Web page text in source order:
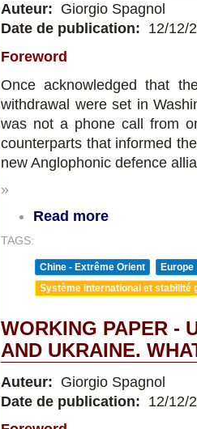
Auteur: Giorgio Spagnol
Date de publication: 12/12/
Foreword
Once acknowledged that
withdrawal were set in
was not a phone call from
counterparts that informed
new Anglophonic defence
»
Read more
TAGS:
Chine - Extrême Orient
Europe
Système international et stabilité
WORKING PAPER -
AND UKRAINE.
Auteur: Giorgio Spagnol
Date de publication: 12/12/